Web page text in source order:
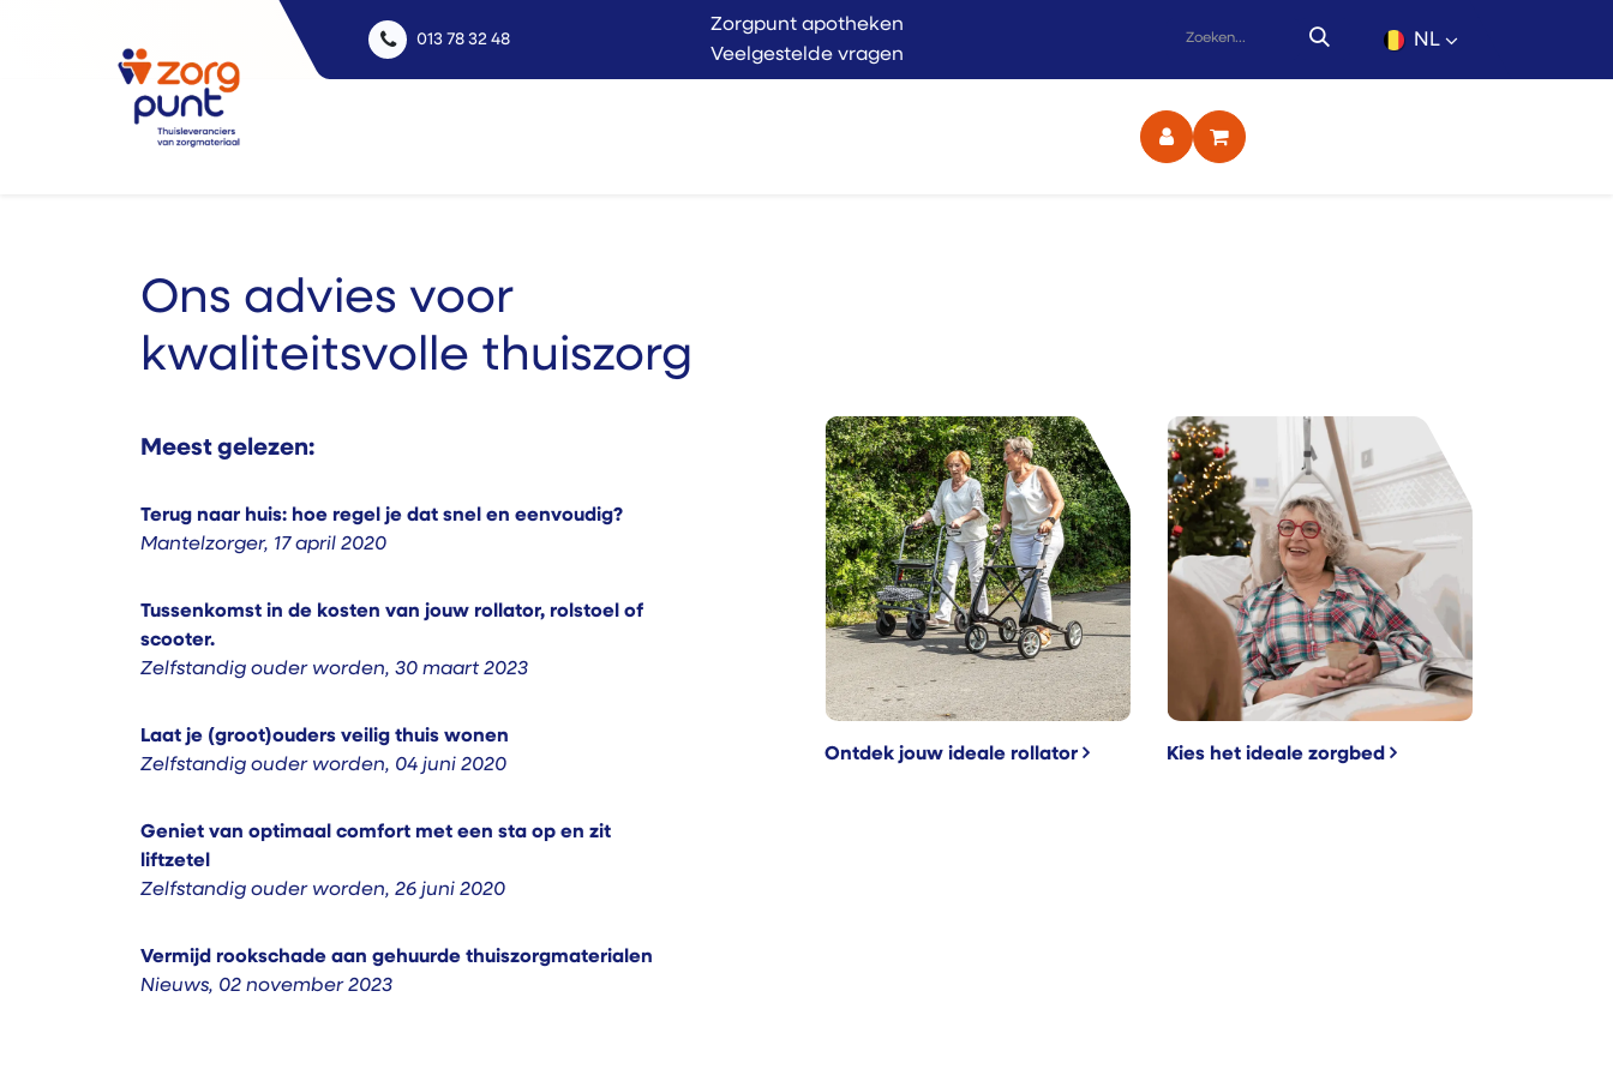
013 78 32 48
Zorgpunt apotheken
Veelgestelde vragen
NL
Ons advies voor
kwaliteitsvolle thuiszorg
Meest gelezen:
Terug naar huis: hoe regel je dat snel en eenvoudig?
Mantelzorger, 17 april 2020
Tussenkomst in de kosten van jouw rollator, rolstoel of
scooter.
Zelfstandig ouder worden, 30 maart 2023
Laat je (groot)ouders veilig thuis wonen
Zelfstandig ouder worden, 04 juni 2020
Geniet van optimaal comfort met een sta op en zit
liftzetel
Zelfstandig ouder worden, 26 juni 2020
Vermijd rookschade aan gehuurde thuiszorgmaterialen
Nieuws, 02 november 2023
Ontdek jouw ideale rollator Kies het ideale zorgbed